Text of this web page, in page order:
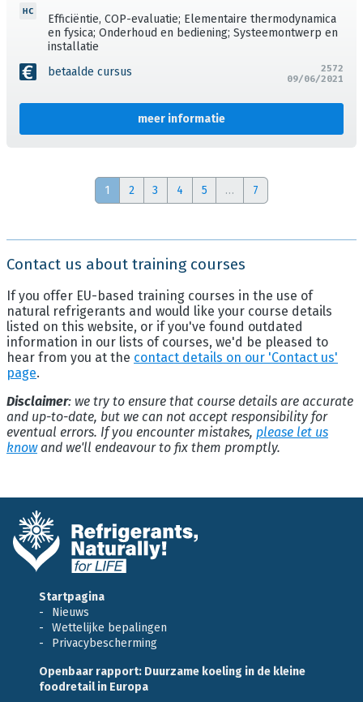
Efficiëntie, COP-evaluatie; Elementaire thermodynamica
en fysica; Onderhoud en bediening; Systeemontwerp en
installatie
betaalde cursus
meer informatie
2572
09/06/2021
1 2 3 4 5 … 7
Contact us about training courses
If you offer EU-based training courses in the use of
natural refrigerants and would like your course details
listed on this website, or if you've found outdated
information in our lists of courses, we'd be pleased to
hear from you at the contact details on our 'Contact us'
page.
Disclaimer: we try to ensure that course details are accurate
and up-to-date, but we can not accept responsibility for
eventual errors. If you encounter mistakes, please let us
knowand we'll endeavour to fix them promptly.
Startpagina
Nieuws
Wettelijke bepalingen
Privacybescherming
Openbaar rapport: Duurzame koeling in de kleine
foodretail in Europa